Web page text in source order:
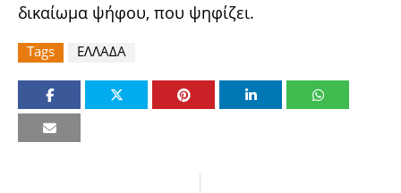
δικαίωμα ψήφου, που ψηφίζει.
Tags ΕΛΛΑΔΑ